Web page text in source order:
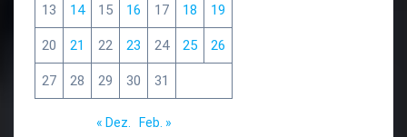
13 14 15 16 17 18 19
20 21 22 23 24 25 26
27 28 29 30 31
« Dez. Feb. »